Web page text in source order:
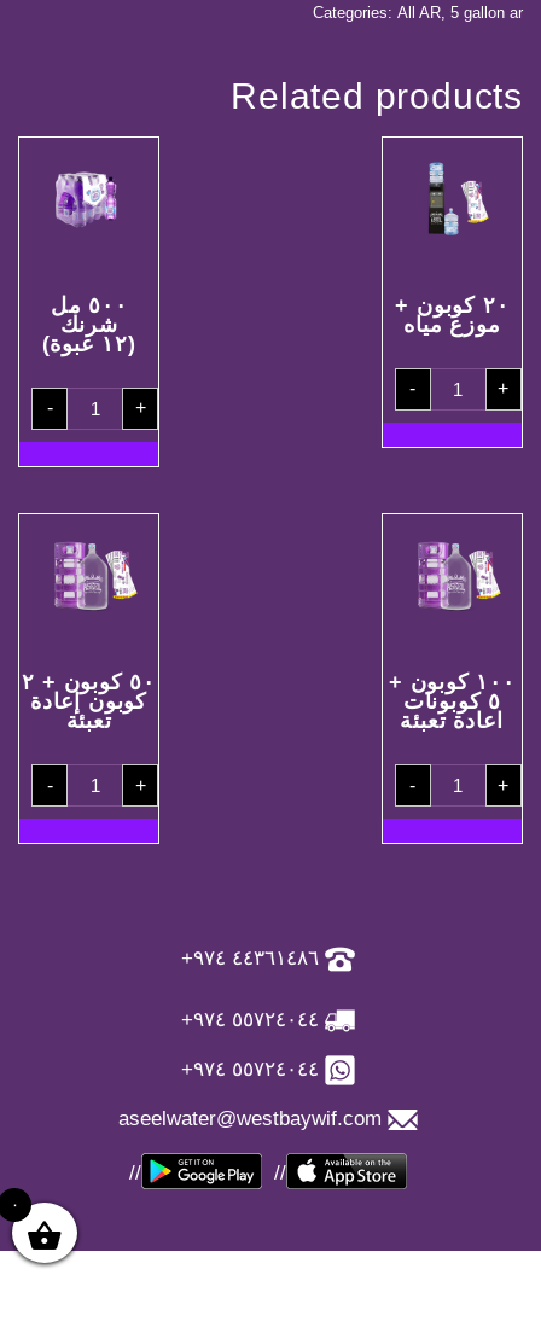
Categories: All AR 5 gallon ar
Related products
٢٠ كوبون +
موزع مياه
-
٢٠
كوبون
+
موزع
quantity
+
٥٠٠ مل
شرنك
(١٢ عبوة)
-
٥٠٠
شرنك
(١٢
quantity
+
١٠٠ كوبون +
٥ كوبونات
اعادة تعبئة
-
١٠٠
كوبون
+
٥
اعادة
+
٥٠ كوبون + ٢
كوبون إعادة
تعبئة
-
٥٠
كوبون
+
٢
إعادة
+
٤٤۳٦۱٤۸٦ ۹۷٤+
//
//
٠